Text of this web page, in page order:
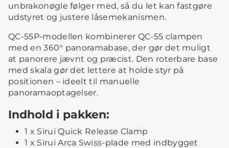
unbrakonøgle følger med, så du let kan fastgøre
udstyret og justere låsemekanismen.
QC-55P-modellen kombinerer QC-55 clampen
med en 360° panoramabase, der gør det muligt
at panorere jævnt og præcist. Den roterbare base
med skala gør det lettere at holde styr på
positionen – ideelt til manuelle
panoramaoptagelser.
Indhold i pakken:
1 x Sirui Quick Release Clamp
1 x Sirui Arca Swiss-plade med indbygget